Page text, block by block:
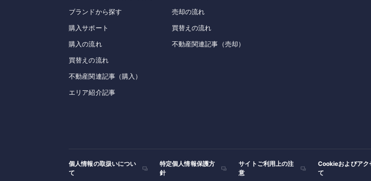
ブランドから探す
購入サポート
購入の流れ
買替えの流れ
不動産関連記事（購入）
エリア紹介記事
売却の流れ
買替えの流れ
不動産関連記事（売却）
個人情報の取扱いについ
て
特定個人情報保護方
針
サイトご利用上の注
意
Cookieおよびアク
て